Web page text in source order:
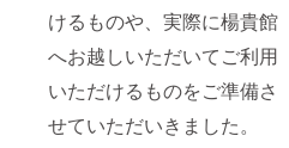
けるものや、実際に楊貴館
へお越しいただいてご利用
いただけるものをご準備さ
せていただいきました。